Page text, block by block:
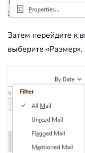
Затем перейдите к
выберите «Размер».